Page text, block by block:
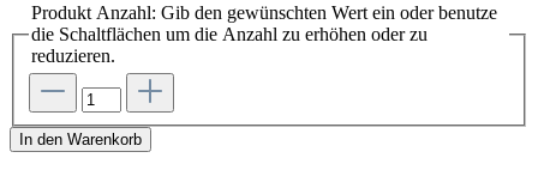
Produkt Anzahl: Gib den gewünschten Wert ein oder benutze
die Schaltflächen um die Anzahl zu erhöhen oder zu
reduzieren.
In den Warenkorb